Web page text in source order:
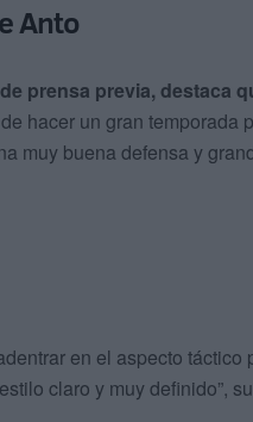
Anto
prensa previa, destaca
hacer un gran temporada
muy buena defensa y
en el aspecto
claro y muy definido”,